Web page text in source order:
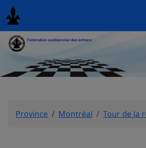
Province Montréal Tour de la